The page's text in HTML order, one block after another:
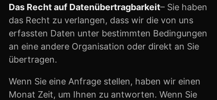
Das Recht auf Datenübertragbarkeit– Sie haben
das Recht zu verlangen, dass wir die von uns
erfassten Daten unter bestimmten Bedingungen
an eine andere Organisation oder direkt an Sie
übertragen.
Wenn Sie eine Anfrage stellen, haben wir einen
Monat Zeit, um Ihnen zu antworten. Wenn Sie